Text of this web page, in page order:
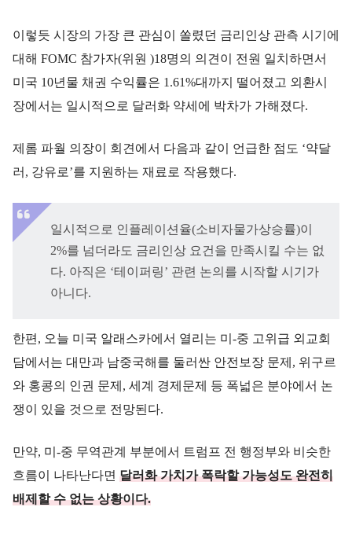
이렇듯 시장의 가장 큰 관심이 쏠렸던 금리인상 관측 시기에
대해 FOMC 참가자(위원 )18명의 의견이 전원 일치하면서
미국 10년물 채권 수익률은 1.61%대까지 떨어졌고 외환시
장에서는 일시적으로 달러화 약세에 박차가 가해졌다.
제롬 파월 의장이 회견에서 다음과 같이 언급한 점도 ‘약달
러, 강유로’를 지원하는 재료로 작용했다.
일시적으로 인플레이션율(소비자물가상승률)이
2%를 넘더라도 금리인상 요건을 만족시킬 수는 없
다. 아직은 ‘테이퍼링’ 관련 논의를 시작할 시기가
아니다.
한편, 오늘 미국 알래스카에서 열리는 미-중 고위급 외교회
담에서는 대만과 남중국해를 둘러싼 안전보장 문제, 위구르
와 홍콩의 인권 문제, 세계 경제문제 등 폭넓은 분야에서 논
쟁이 있을 것으로 전망된다.
만약, 미-중 무역관계 부분에서 트럼프 전 행정부와 비슷한
흐름이 나타난다면 달러화 가치가 폭락할 가능성도 완전히
배제할 수 없는 상황이다.